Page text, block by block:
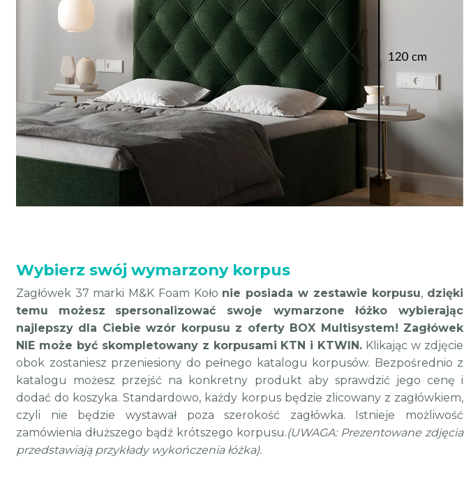
Wybierz swój wymarzony korpus
Zagłówek 37 marki M&K Foam Koło nie posiada w zestawie korpusu, dzięki
temu
możesz
spersonalizować swoje wymarzone łóżko wybierając
najlepszy dla Ciebie wzór korpusu z oferty BOX Multisystem! Zagłówek
NIE może być skompletowany z korpusami KTN i KTWIN. Klikając w zdjęcie
obok zostaniesz przeniesiony do pełnego katalogu korpusów. Bezpośrednio z
katalogu możesz przejść na konkretny produkt aby sprawdzić jego cenę i
dodać do koszyka.Standardowo, każdy korpus będzie zlicowany z zagłówkiem,
czyli nie będzie wystawał poza szerokość zagłówka.
Istnieje możliwość
zamówienia dłuższego bądź krótszego korpusu.(UWAGA: Prezentowane zdjęcia
przedstawiają przykłady wykończenia łóżka).